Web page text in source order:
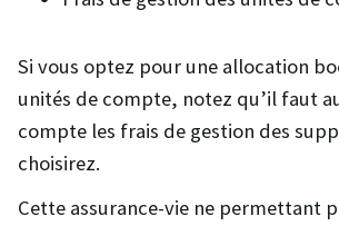
Si vous optez pour une allocation
unités de compte, notez qu’il faut
compte les frais de gestion des
choisirez.
Cette assurance-vie ne permettant